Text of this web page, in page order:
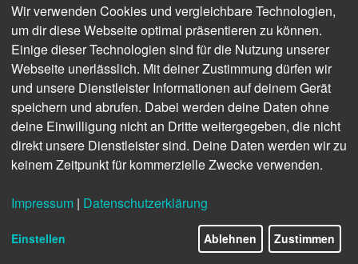
Strick
NEU DEFINIERT
Wir verwenden Cookies und vergleichbare Technologien,
um dir diese Webseite optimal präsentieren zu können.
Einige dieser Technologien sind für die Nutzung unserer
Webseite unerlässlich. Mit deiner Zustimmung dürfen wir
und unsere Dienstleister Informationen auf deinem Gerät
speichern und abrufen. Dabei werden deine Daten ohne
deine Einwilligung nicht an Dritte weitergegeben, die nicht
direkt unsere Dienstleister sind. Deine Daten werden wir zu
keinem Zeitpunkt für kommerzielle Zwecke verwenden.
Impressum | Datenschutzerklärung
Einstellen Ablehnen Zustimmen